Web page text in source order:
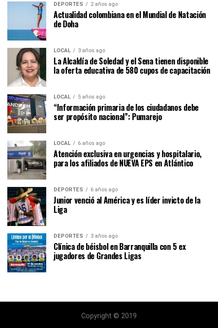
DEPORTES 2 años ago
Actualidad colombiana en el Mundial de Natación
de Doha
LOCAL 3 años ago
La Alcaldía de Soledad y el Sena tienen disponible
la oferta educativa de 580 cupos de capacitación
LOCAL 5 años ago
“Información primaria de los ciudadanos debe
ser propósito nacional”: Pumarejo
LOCAL 6 años ago
Atención exclusiva en urgencias y hospitalario,
para los afiliados de NUEVA EPS en Atlántico
DEPORTES 6 años ago
Junior venció al América y es líder invicto de la
Liga
DEPORTES 3 años ago
Clínica de béisbol en Barranquilla con 5 ex
jugadores de Grandes Ligas
Copyright © 2019